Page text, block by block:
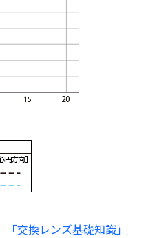
「交換レンズ基礎知識」